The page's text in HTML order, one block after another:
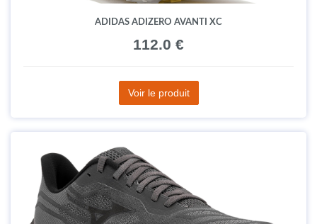
ADIDAS ADIZERO AVANTI XC
112.0 €
Voir le produit